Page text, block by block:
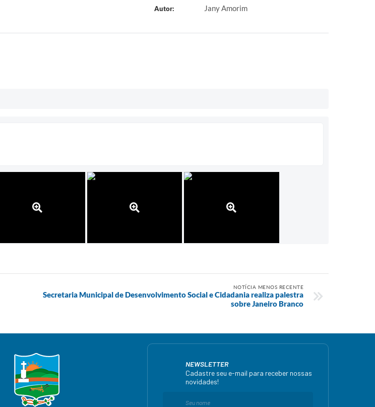
Autor: Jany Amorim
NOTÍCIA MENOS RECENTE
Secretaria Municipal de Desenvolvimento Social e Cidadania realiza palestra
sobre Janeiro Branco
NEWSLETTER
Cadastre seu e-mail para receber nossas
novidades!